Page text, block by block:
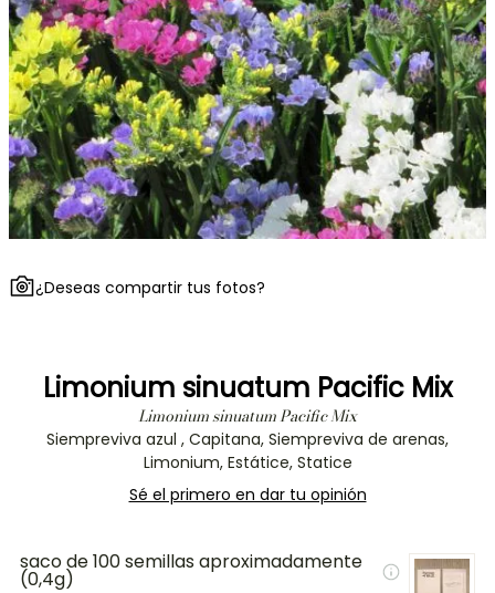
¿Deseas compartir tus fotos?
Limonium sinuatum Pacific Mix
Limonium sinuatum Pacific Mix
Siempreviva azul , Capitana, Siempreviva de arenas,
Limonium, Estátice, Statice
Sé el primero en dar tu opinión
saco de 100 semillas aproximadamente
(0,4g)